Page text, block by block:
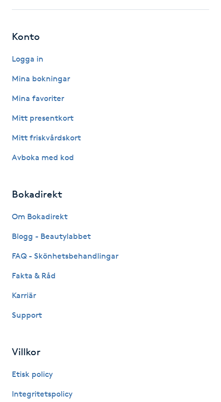
Hudvård
Hyaluronsyra
Hypnos
Hårbottenbehandling
Hårförlängning
Hälsa
IPL
Konto
Logga in
Mina bokningar
Mina favoriter
Mitt presentkort
Mitt friskvårdskort
Avboka med kod
Bokadirekt
Om Bokadirekt
Blogg - Beautylabbet
FAQ - Skönhetsbehandlingar
Fakta & Råd
Karriär
Support
Villkor
Etisk policy
Integritetspolicy